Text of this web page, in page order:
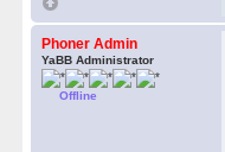
Phoner Admin
YaBB Administrator
Offline